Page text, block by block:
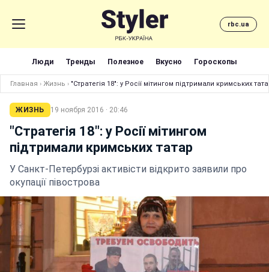
rbc.ua
Люди Тренды Полезное Вкусно Гороскопы
Главная › Жизнь › "Стратегія 18": у Росії мітингом підтримали кримських
ЖИЗНЬ 19 ноября 2016 · 20:46
"Стратегія 18": у Росії мітингом
підтримали кримських татар
У Санкт-Петербурзі активісти відкрито заявили про
окупації півострова